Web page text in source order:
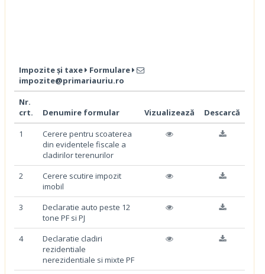
Impozite și taxe
Formulare
impozite@primariauriu.ro
Nr.
crt.
Denumire formular Vizualizează
Descarcă
1
Cerere pentru scoaterea
din evidentele fiscale a
cladirilor terenurilor
2
Cerere scutire impozit
imobil
3
Declaratie auto peste 12
tone PF si PJ
4
Declaratie cladiri
rezidentiale
nerezidentiale si mixte PF